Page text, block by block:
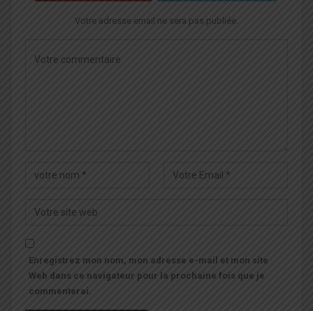
Votre adresse email ne sera pas publiée.
Enregistrez mon nom, mon adresse e-mail et mon site
Web dans ce navigateur pour la prochaine fois que je
commenterai.